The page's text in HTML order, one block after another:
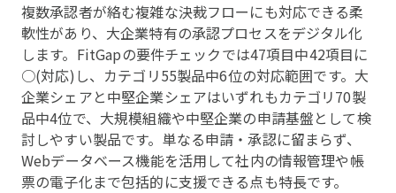
複数承認者が絡む複雑な決裁フローにも対応できる柔
軟性があり、大企業特有の承認プロセスをデジタル化
します。FitGapの要件チェックでは47項目中42項目に
○(対応)し、カテゴリ55製品中6位の対応範囲です。大
企業シェアと中堅企業シェアはいずれもカテゴリ70製
品中4位で、大規模組織や中堅企業の申請基盤として検
討しやすい製品です。単なる申請・承認に留まらず、
Webデータベース機能を活用して社内の情報管理や帳
票の電子化まで包括的に支援できる点も特長です。